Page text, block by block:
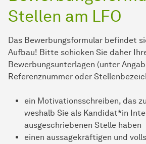
Stellen am LFO
Das Bewerbungsformular befindet
Aufbau! Bitte schicken Sie daher
Bewerbungsunterlagen (unter
Referenznummer oder
ein Motivationsschreiben, das
weshalb Sie als Kandidat*in
ausgeschriebenen Stelle haben
einen aussagekräftigen und